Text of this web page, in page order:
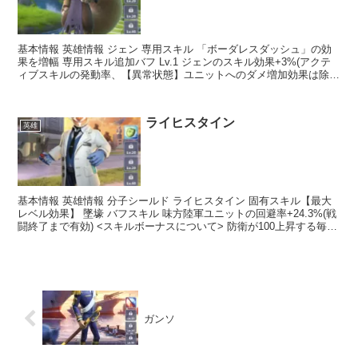
基本情報 英雄情報 ジェン 専用スキル 「ボーダレスダッシュ」の効
果を増幅 専用スキル追加バフ Lv.1 ジェンのスキル効果+3%(アクテ
ィブスキルの発動率、【異常状態】ユニットへのダメ増加効果は除
英雄 ライヒスタイン
基本情報 英雄情報 分子シールド ライヒスタイン 固有スキル【最大
レベル効果】 墜壕 バフスキル 味方陸軍ユニットの回避率+24.3%(戦
闘終了まで有効) <スキルボーナスについて> 防衛が100上昇する毎
ガンソ